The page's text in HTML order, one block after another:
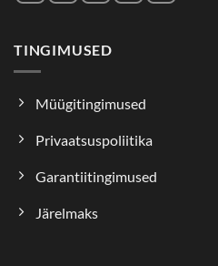
TINGIMUSED
Müügitingimused
Privaatsuspoliitika
Garantiitingimused
Järelmaks